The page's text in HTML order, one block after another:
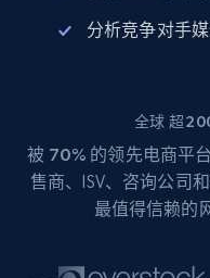
分析竞争对手
全球 超
被 70% 的领先电商平
售商、ISV、咨询公司
最值得信赖的